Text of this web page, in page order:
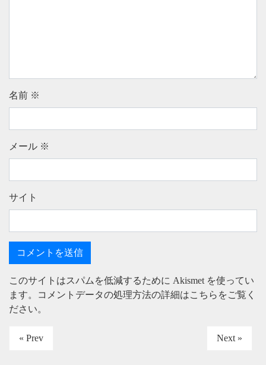
名前 ※
メール ※
サイト
このサイトはスパムを低減するために Akismet を使ってい
ます。
コメントデータの処理方法の詳細はこちらをご覧く
ださい。
« Prev Next »